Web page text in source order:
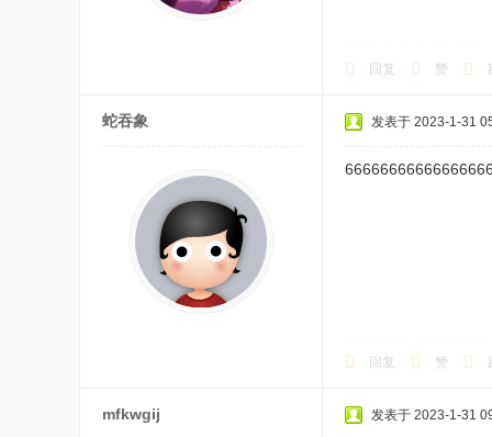
回复 赞
蛇吞象 发表于 2023-1-31
回复 赞
mfkwgij 发表于 2023-1-31